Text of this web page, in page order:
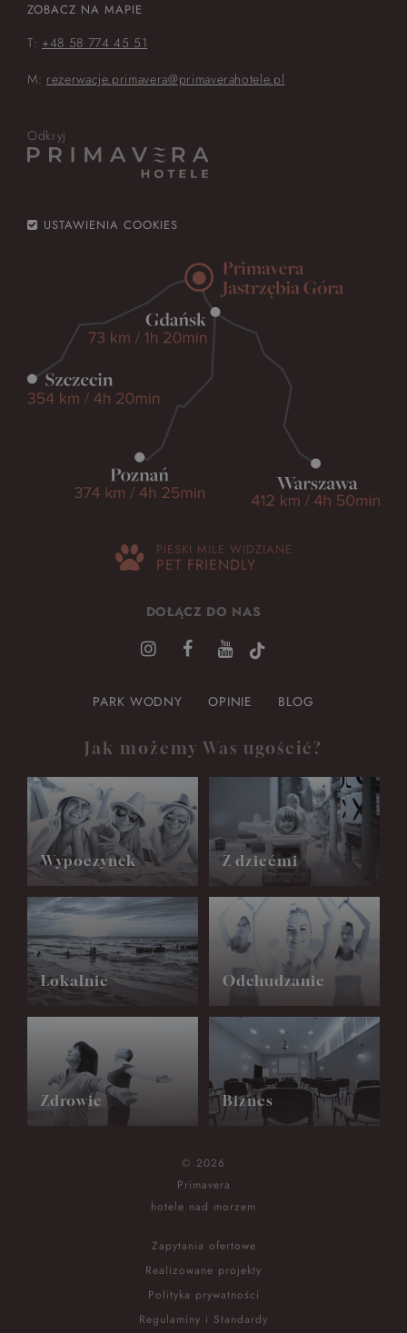
ZOBACZ NA MAPIE
T: +48 58 774 45 51
M: rezerwacje.primavera@primaverahotele.pl
Odkryj
USTAWIENIA COOKIES
PIESKI MILE WIDZIANE
PET FRIENDLY
DOŁĄCZ DO NAS
PARK WODNY OPINIE BLOG
Jak możemy Was ugościć?
Wypoczynek Z dziećmi
Lokalnie Odchudzanie
Zdrowie Biznes
© 2026
Primavera
hotele nad morzem
Zapytania ofertowe
Realizowane projekty
Polityka prywatności
Regulaminy i Standardy